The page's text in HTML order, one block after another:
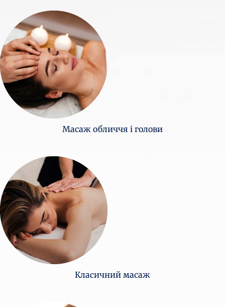
Масаж обличчя і голови
Класичний масаж